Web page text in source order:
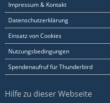
Impressum & Kontakt
Datenschutzerklärung
Einsatz von Cookies
Nutzungsbedingungen
Spendenaufruf für Thunderbird
Hilfe zu dieser Webseite